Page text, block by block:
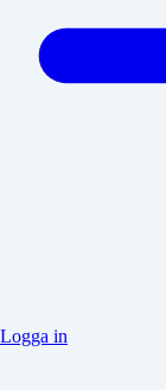
Logga in